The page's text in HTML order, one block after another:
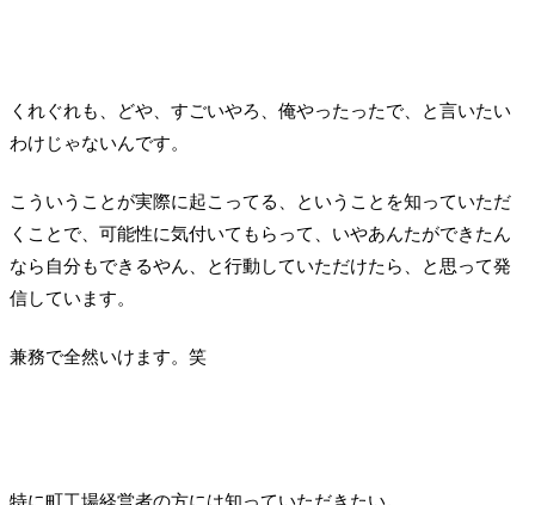
くれぐれも、どや、すごいやろ、俺やったったで、と言いたい
わけじゃないんです。
こういうことが実際に起こってる、ということを知っていただ
くことで、可能性に気付いてもらって、いやあんたができたん
なら自分もできるやん、と行動していただけたら、と思って発
信しています。
兼務で全然いけます。笑